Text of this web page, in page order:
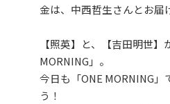
金は、中西哲生さんとお届
【照英】と、【吉田明世
MORNING」。
今日も「ONE MORNING
う！